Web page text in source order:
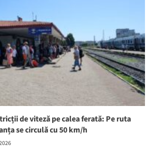
de viteză pe calea ferată: Pe ruta
se circulă cu 50 km/h